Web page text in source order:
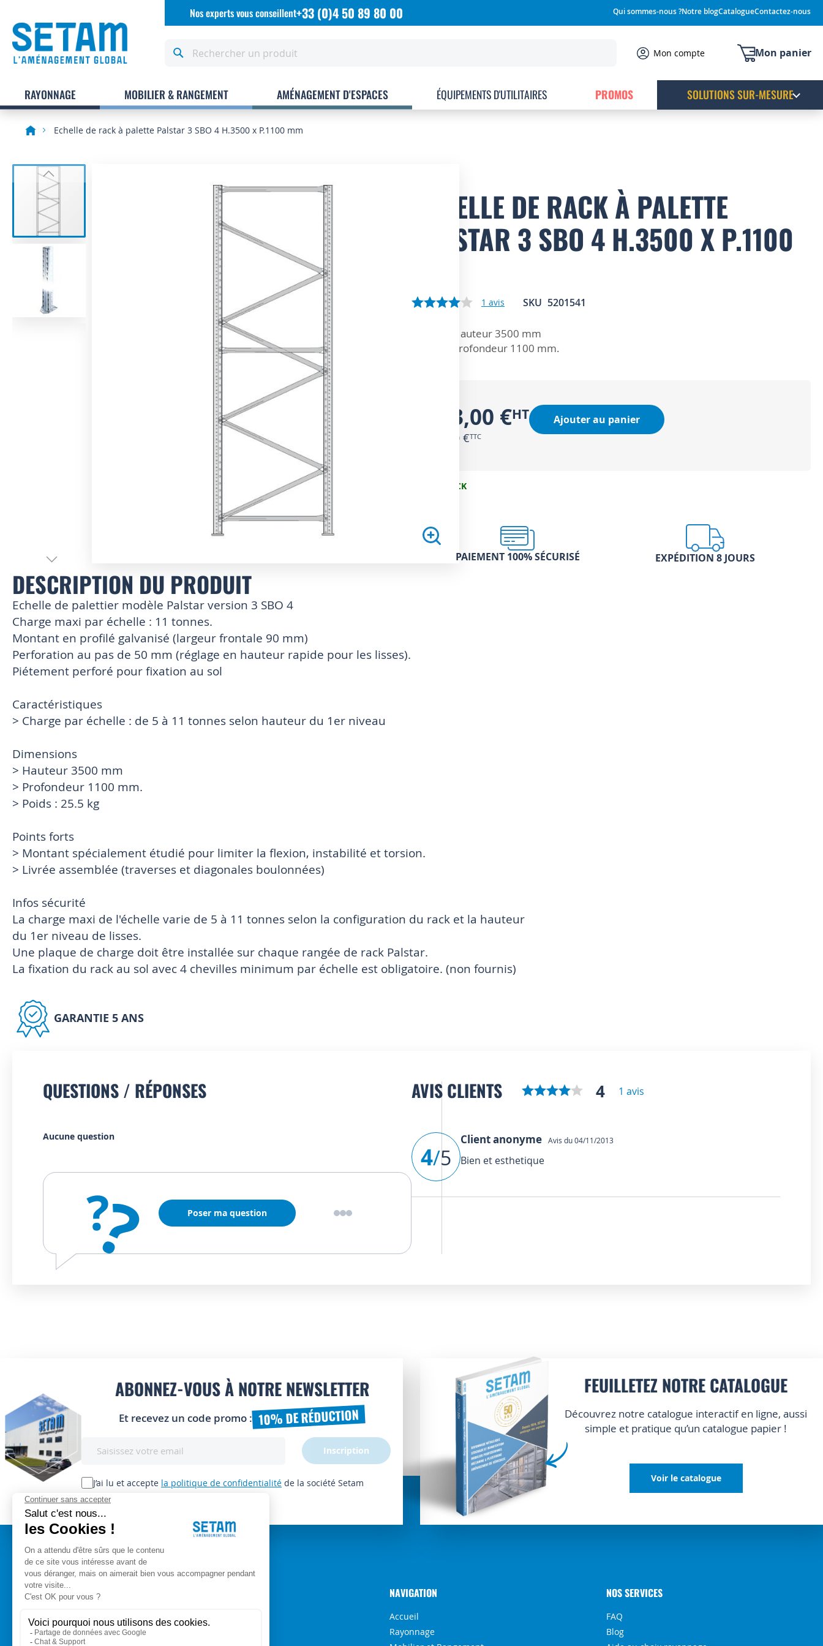
Allez
Qui sommes-nous ?Notre blogCatalogueContactez-nous
Nos experts vous conseillent+33 (0)4 50 89 80 00
Mon panier
Mon compte
RAYONNAGE MOBILIER & RANGEMENT AMÉNAGEMENT D'ESPACES ÉQUIPEMENTS D'UTILITAIRES PROMOS SOLUTIONS SUR-MESURE
Echelle de rack à palette Palstar 3 SBO 4 H.3500 x P.1100 mm
Skip
to
to
the
beginning
of
the
images
gallery
ECHELLE DE RACK À PALETTE
PALSTAR 3 SBO 4 H.3500 X P.1100
1 avis SKU 5201541
Hauteur 3500 mm
Profondeur 1100 mm.
113,00 €
135,60 €
Ajouter au panier
EN STOCK
PAIEMENT 100% SÉCURISÉ EXPÉDITION 8 JOURS
DESCRIPTION DU PRODUIT
Echelle de palettier modèle Palstar version 3 SBO 4
Charge maxi par échelle : 11 tonnes.
Montant en profilé galvanisé (largeur frontale 90 mm)
Perforation au pas de 50 mm (réglage en hauteur rapide pour les lisses).
Piétement perforé pour fixation au sol
Caractéristiques
> Charge par échelle : de 5 à 11 tonnes selon hauteur du 1er niveau
Dimensions
> Hauteur 3500 mm
> Profondeur 1100 mm.
> Poids : 25.5 kg
Points forts
> Montant spécialement étudié pour limiter la flexion, instabilité et torsion.
> Livrée assemblée (traverses et diagonales boulonnées)
Infos sécurité
La charge maxi de l'échelle varie de 5 à 11 tonnes selon la configuration du rack et la hauteur
du 1er niveau de lisses.
Une plaque de charge doit être installée sur chaque rangée de rack Palstar.
La fixation du rack au sol avec 4 chevilles minimum par échelle est obligatoire. (non fournis)
GARANTIE 5 ANS
QUESTIONS / RÉPONSES
Aucune question
?
? Poser ma question
AVIS CLIENTS 4 1 avis
4/5
Client anonyme Avis du 04/11/2013
Bien et esthetique
ABONNEZ-VOUS À NOTRE NEWSLETTER
Et recevez un code promo : 10% DE RÉDUCTION
lettre
d’information
:
J’ai lu et accepte la politique de confidentialité de la société Setam
Inscription
FEUILLETEZ NOTRE CATALOGUE
Découvrez notre catalogue interactif en ligne, aussi
simple et pratique qu’un catalogue papier !
Voir le catalogue
Setam Siège Social
153, rue de L'Arve
74950 SCIONZIER
Qui sommes-nous ?
NAVIGATION
Accueil
Rayonnage
NOS SERVICES
FAQ
Blog